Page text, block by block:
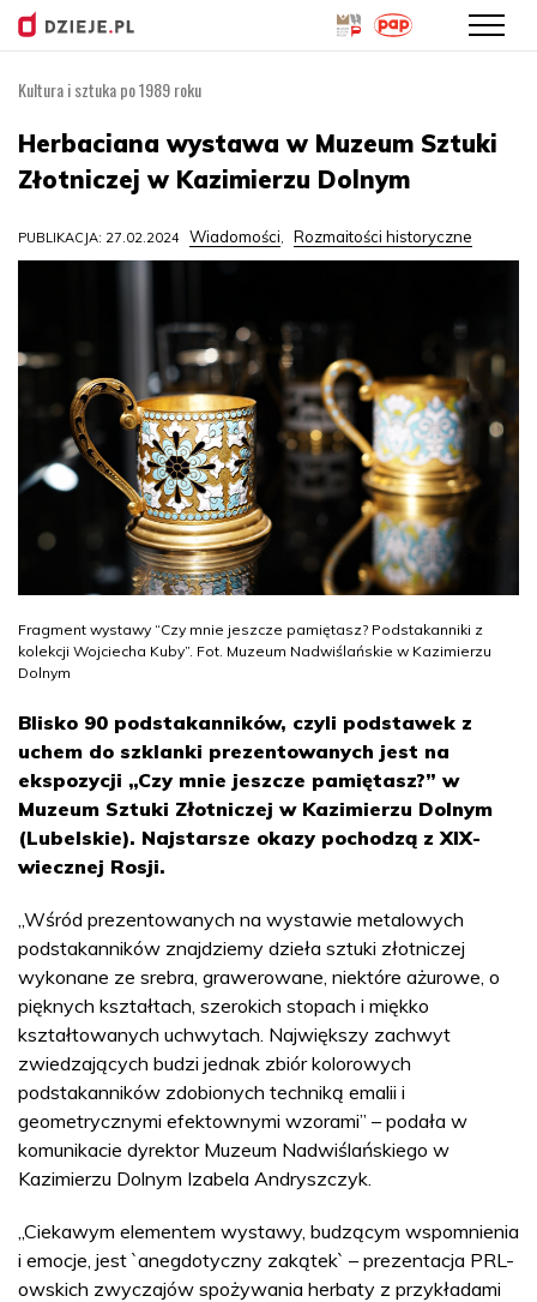
treści
Kultura i sztuka po 1989 roku
Herbaciana wystawa w Muzeum Sztuki
Złotniczej w Kazimierzu Dolnym
PUBLIKACJA: 27.02.2024 Wiadomości, Rozmaitości historyczne
Fragment wystawy “Czy mnie jeszcze pamiętasz? Podstakanniki z
kolekcji Wojciecha Kuby”. Fot. Muzeum Nadwiślańskie w Kazimierzu
Dolnym
Blisko 90 podstakanników, czyli podstawek z
uchem do szklanki prezentowanych jest na
ekspozycji „Czy mnie jeszcze pamiętasz?” w
Muzeum Sztuki Złotniczej w Kazimierzu Dolnym
(Lubelskie). Najstarsze okazy pochodzą z XIX-
wiecznej Rosji.
„Wśród prezentowanych na wystawie metalowych
podstakanników znajdziemy dzieła sztuki złotniczej
wykonane ze srebra, grawerowane, niektóre ażurowe, o
pięknych kształtach, szerokich stopach i miękko
kształtowanych uchwytach. Największy zachwyt
zwiedzających budzi jednak zbiór kolorowych
podstakanników zdobionych techniką emalii i
geometrycznymi efektownymi wzorami” – podała w
komunikacie dyrektor Muzeum Nadwiślańskiego w
Kazimierzu Dolnym Izabela Andryszczyk.
„Ciekawym elementem wystawy, budzącym wspomnienia
i emocje, jest `anegdotyczny zakątek` – prezentacja PRL-
owskich zwyczajów spożywania herbaty z przykładami